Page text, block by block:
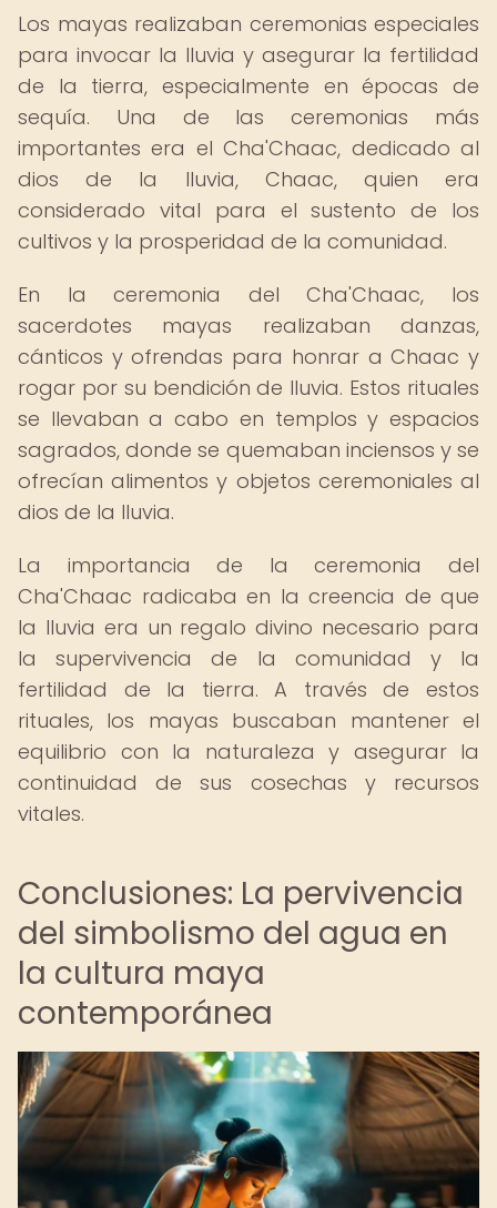
Los mayas realizaban ceremonias especiales
para invocar la lluvia y asegurar la fertilidad
de la tierra, especialmente en épocas de
sequía. Una de las ceremonias más
importantes era el Cha'Chaac, dedicado al
dios de la lluvia, Chaac, quien era
considerado vital para el sustento de los
cultivos y la prosperidad de la comunidad.
En la ceremonia del Cha'Chaac, los
sacerdotes mayas realizaban danzas,
cánticos y ofrendas para honrar a Chaac y
rogar por su bendición de lluvia. Estos rituales
se llevaban a cabo en templos y espacios
sagrados, donde se quemaban inciensos y se
ofrecían alimentos y objetos ceremoniales al
dios de la lluvia.
La importancia de la ceremonia del
Cha'Chaac radicaba en la creencia de que
la lluvia era un regalo divino necesario para
la supervivencia de la comunidad y la
fertilidad de la tierra. A través de estos
rituales, los mayas buscaban mantener el
equilibrio con la naturaleza y asegurar la
continuidad de sus cosechas y recursos
vitales.
Conclusiones: La pervivencia
del simbolismo del agua en
la cultura maya
contemporánea